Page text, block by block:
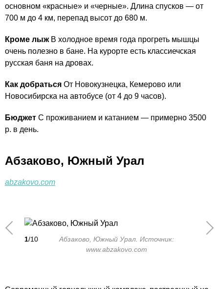
основном «красные» и «черные». Длина спусков — от
700 м до 4 км, перепад высот до 680 м.
Кроме лыжВ холодное время года прогреть мышцы
очень полезно в бане. На курорте есть классиечская
русская баня на дровах.
Как добраться От Новокузнецка, Кемерово или
Новосибирска на автобусе (от 4 до 9 часов).
Бюджет С проживанием и катанием — примерно 3500
р. в день.
Абзаково, Южный Урал
abzakovo.com
1/10
Абзаково, Южный Урал. Источник:
www.abzakovo.com